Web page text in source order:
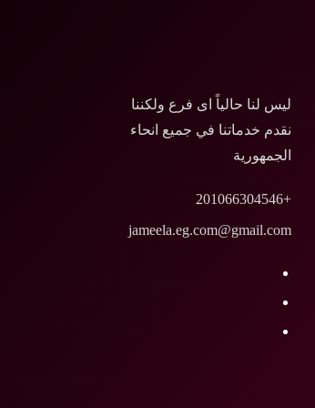
ليس لنا حالياً اى فرع ولكننا
نقدم خدماتنا في جميع انحاء
الجمهورية
+201066304546
jameela.eg.com@gmail.com